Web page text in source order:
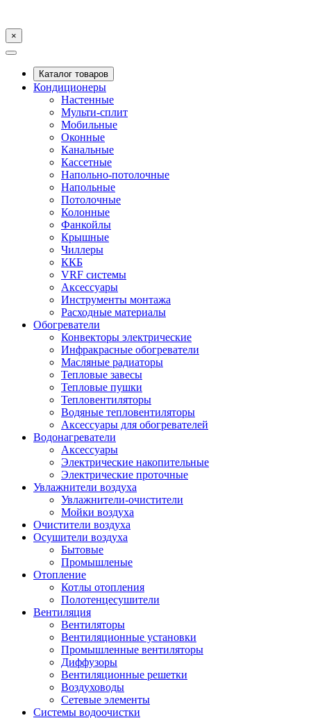
×
Каталог товаров
Кондиционеры
Настенные
Мульти-сплит
Мобильные
Оконные
Канальные
Кассетные
Напольно-потолочные
Напольные
Потолочные
Колонные
Фанкойлы
Крышные
Чиллеры
ККБ
VRF системы
Аксессуары
Инструменты монтажа
Расходные материалы
Обогреватели
Конвекторы электрические
Инфракрасные обогреватели
Масляные радиаторы
Тепловые завесы
Тепловые пушки
Тепловентиляторы
Водяные тепловентиляторы
Аксессуары для обогревателей
Водонагреватели
Аксессуары
Электрические накопительные
Электрические проточные
Увлажнители воздуха
Увлажнители-очистители
Мойки воздуха
Очистители воздуха
Осушители воздуха
Бытовые
Промышленые
Отопление
Котлы отопления
Полотенцесушители
Вентиляция
Вентиляторы
Вентиляционные установки
Промышленные вентиляторы
Диффузоры
Вентиляционные решетки
Воздуховоды
Сетевые элементы
Системы водоочистки